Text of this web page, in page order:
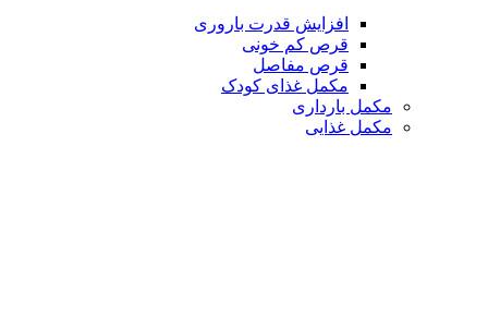
افزایش قدرت باروری
قرص کم خونی
قرص مفاصل
مکمل غذای کودک
مکمل بارداری
مکمل غذایی